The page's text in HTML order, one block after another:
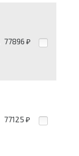
77896 ₽
77125 ₽